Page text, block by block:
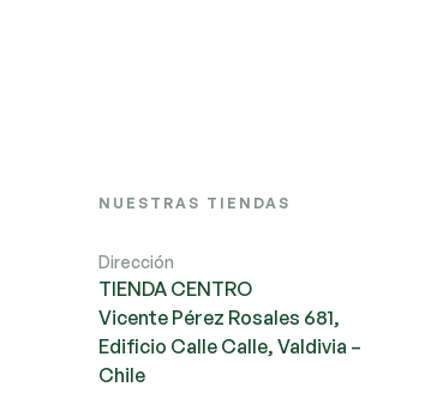
NUESTRAS TIENDAS
Dirección
TIENDA CENTRO
Vicente Pérez Rosales 681,
Edificio Calle Calle, Valdivia –
Chile